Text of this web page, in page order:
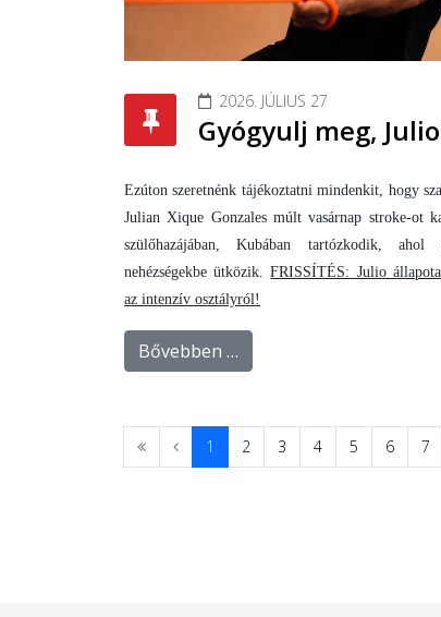
2026. JÚLIUS 27
Gyógyulj meg,
Ezúton szeretnénk tájékoztatni mindenkit, hogy
Julian Xique Gonzales múlt vasárnap stroke-ot
szülőhazájában, Kubában tartózkodik,
nehézségekbe ütközik.FRISSÍTÉS: Julio
az intenzív osztályról!
Bővebben …
1 2 3 4 5 6 7